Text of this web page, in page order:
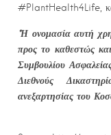
#PlantHealth4Life,
*Η ονομασία αυτή
προς το καθεστώς
Συμβουλίου
Διεθνούς
ανεξαρτησίας του